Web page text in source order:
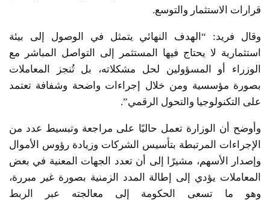
قرارات الاستثمار والتوسع.
وقال فريد: “الهدف النهائي يتمثل في الوصول إلى بيئة
استثمارية لا يحتاج فيها المستثمر إلى التواصل المباشر مع
الوزراء أو المسؤولين لحل مشكلاته، بل تُنجز المعاملات
بصورة مؤسسية ومن خلال إجراءات واضحة وشفافة تعتمد
على التكنولوجيا والتحول الرقمي”.
وأوضح أن الوزارة تعمل حاليًا على مراجعة وتبسيط عدد من
الإجراءات المرتبطة بتأسيس الشركات وزيادة رؤوس الأموال
وإصدار الأسهم، مشيرًا إلى أن تعدد الجهات المعنية في بعض
المعاملات يؤدي إلى إطالة المدد الزمنية بصورة غير مبررة،
وهو ما تسعى الحكومة إلى معالجته عبر الربط